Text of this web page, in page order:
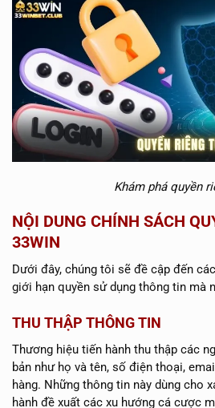
Khám phá quyền
NỘI DUNG CHÍNH SÁCH
33WIN
Dưới đây, chúng tôi sẽ đề cập đến
giới hạn quyền sử dụng thông tin mà
THU THẬP THÔNG TIN
Thương hiệu tiến hành thu thập các
bản như họ và tên, số điện thoại,
hàng. Những thông tin này dùng cho
hành đề xuất các xu hướng cá cược